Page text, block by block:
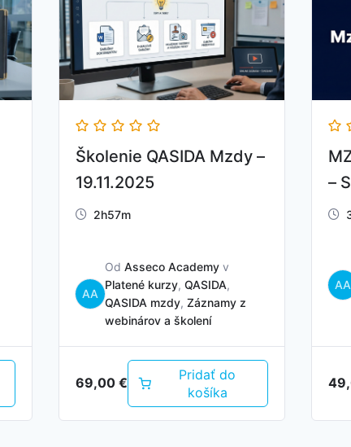
Školenie QASIDA Mzdy –
19.11.2025
2h57m
AA
Od Asseco Academyv
Platené kurzy, QASIDA,
QASIDA mzdy, Záznamy z
webinárov a školení
69,00 €
Pridať do
košíka
–
AA